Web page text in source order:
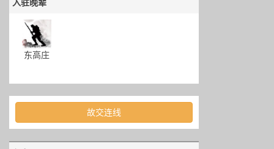
入驻晚辈
东高庄
故交连线